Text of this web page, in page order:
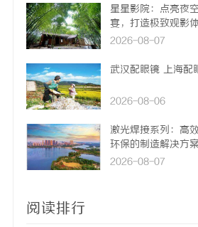
星星影院：点亮夜
宴，打造极致观影
2026-08-07
武汉配眼镜 上海配
2026-08-06
激光焊接系列：高
环保的制造解决方
2026-08-07
阅读排行